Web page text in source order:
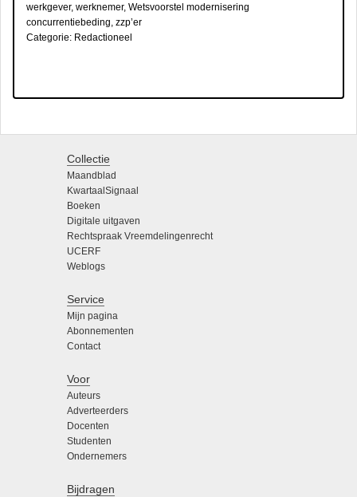
werkgever, werknemer, Wetsvoorstel modernisering
concurrentiebeding zzp’er
Categorie: Redactioneel
Collectie
Maandblad
KwartaalSignaal
Boeken
Digitale uitgaven
Rechtspraak Vreemdelingenrecht
UCERF
Weblogs
Service
Mijn pagina
Abonnementen
Contact
Voor
Auteurs
Adverteerders
Docenten
Studenten
Ondernemers
Bijdragen